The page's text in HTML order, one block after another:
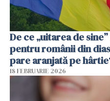
De ce „uitarea de
pentru românii din
pare aranjată pe
18 FEBRUARIE 2026